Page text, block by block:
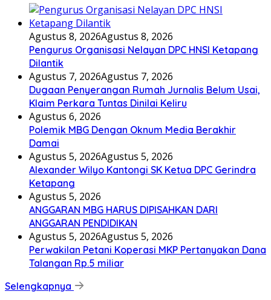
Agustus 8, 2026Agustus 8, 2026
Pengurus Organisasi Nelayan DPC HNSI Ketapang
Dilantik
Agustus 7, 2026Agustus 7, 2026
Dugaan Penyerangan Rumah Jurnalis Belum Usai,
Klaim Perkara Tuntas Dinilai Keliru
Agustus 6, 2026
Polemik MBG Dengan Oknum Media Berakhir
Damai
Agustus 5, 2026Agustus 5, 2026
Alexander Wilyo Kantongi SK Ketua DPC Gerindra
Ketapang
Agustus 5, 2026
ANGGARAN MBG HARUS DIPISAHKAN DARI
ANGGARAN PENDIDIKAN
Agustus 5, 2026Agustus 5, 2026
Perwakilan Petani Koperasi MKP Pertanyakan Dana
Talangan Rp.5 miliar
Selengkapnya